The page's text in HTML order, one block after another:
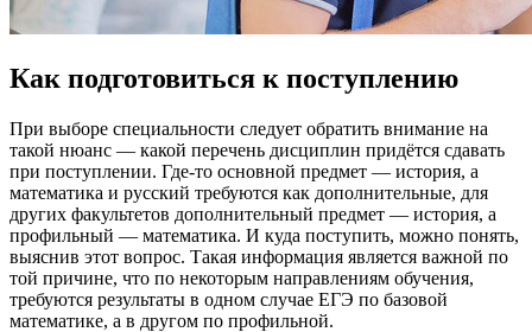
Как подготовиться к поступлению
При выборе специальности следует обратить внимание на
такой нюанс — какой перечень дисциплин придётся сдавать
при поступлении. Где-то основной предмет — история, а
математика и русский требуются как дополнительные, для
других факультетов дополнительный предмет — история, а
профильный — математика. И куда поступить, можно понять,
выяснив этот вопрос. Такая информация является важной по
той причине, что по некоторым направлениям обучения,
требуются результаты в одном случае ЕГЭ по базовой
математике, а в другом по профильной.